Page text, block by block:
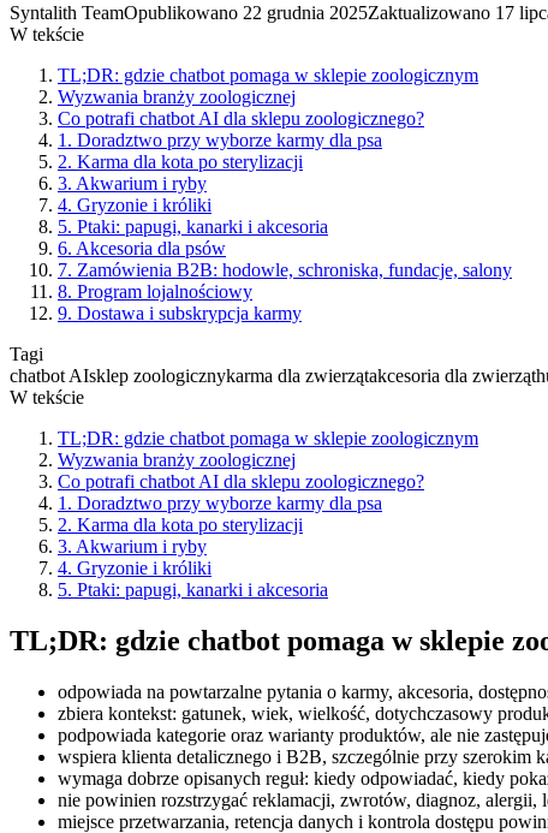
Syntalith TeamOpublikowano 22 grudnia 2025Zaktualizowano 17
W tekście
TL;DR: gdzie chatbot pomaga w sklepie zoologicznym
Wyzwania branży zoologicznej
Co potrafi chatbot AI dla sklepu zoologicznego?
1. Doradztwo przy wyborze karmy dla psa
2. Karma dla kota po sterylizacji
3. Akwarium i ryby
4. Gryzonie i króliki
5. Ptaki: papugi, kanarki i akcesoria
6. Akcesoria dla psów
7. Zamówienia B2B: hodowle, schroniska, fundacje, salony
8. Program lojalnościowy
9. Dostawa i subskrypcja karmy
Tagi
chatbot AIsklep zoologicznykarma dla zwierzątakcesoria dla zwierząt
W tekście
TL;DR: gdzie chatbot pomaga w sklepie zoologicznym
Wyzwania branży zoologicznej
Co potrafi chatbot AI dla sklepu zoologicznego?
1. Doradztwo przy wyborze karmy dla psa
2. Karma dla kota po sterylizacji
3. Akwarium i ryby
4. Gryzonie i króliki
5. Ptaki: papugi, kanarki i akcesoria
TL;DR: gdzie chatbot pomaga w sklepie
odpowiada na powtarzalne pytania o karmy, akcesoria,
zbiera kontekst: gatunek, wiek, wielkość, dotychczasowy
podpowiada kategorie oraz warianty produktów, ale nie
wspiera klienta detalicznego i B2B, szczególnie przy szerokim
wymaga dobrze opisanych reguł: kiedy odpowiadać, kiedy
nie powinien rozstrzygać reklamacji, zwrotów, diagnoz, alergii,
miejsce przetwarzania, retencja danych i kontrola dostępu